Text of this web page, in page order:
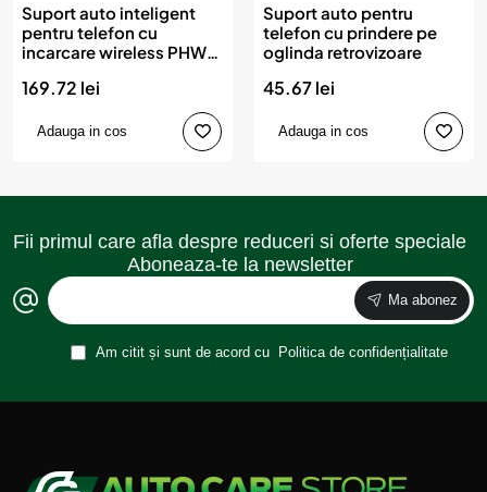
Suport auto inteligent
pentru telefon cu
incarcare wireless PHW-
169.72 lei
Adauga in cos
Suport auto pentru
telefon cu prindere pe
oglinda retrovizoare
45.67 lei
Adauga in cos
Fii primul care afla despre reduceri si oferte speciale
Aboneaza-te la newsletter
Ma abonez
Am citit și sunt de acord cu Politica de confidențialitate